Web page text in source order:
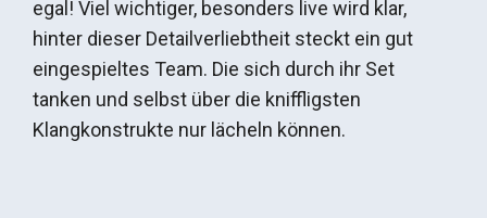
egal! Viel wichtiger, besonders live wird klar,
hinter dieser Detailverliebtheit steckt ein gut
eingespieltes Team. Die sich durch ihr Set
tanken und selbst über die kniffligsten
Klangkonstrukte nur lächeln können.